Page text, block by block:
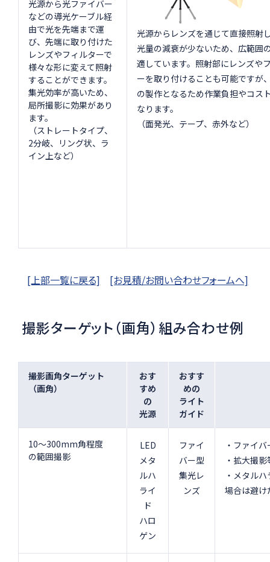
光源から光ファイバー
などの導光ケーブル経
由で光を先端まで運
び、先端に取り付けた
レンズやフィルターで
様々な形に変えて照射
することができます。
集光効率が高いため、
局所撮影に効果があり
ます。
（ストレートタイプ、
2分岐、リング状、ラ
イン上など）
光源からレンズを通じて直接照射
光量の減衰が少ないため、広範囲
適しています。照射部にレンズや
ーを取り付けることも可能ですが
の製作となるため作業負担やコス
なります。
（面発光、テープ、赤外など）
[上部一覧に戻る] [お見積/お問い合わせフォームへ]
撮影ターゲット（画角）組み合わせ例
撮影画角ターゲット
（画角）
おす
すめ
の
光源
おすす
めの
ライト
ガイド
10～300mm角程度
の範囲撮影
LED
メタ
ルハ
ライ
ド
ハロ
ゲン
ファイ
バー型
集光レ
ンズ
・ファイ
・拡大撮
・メタル
場合は避け